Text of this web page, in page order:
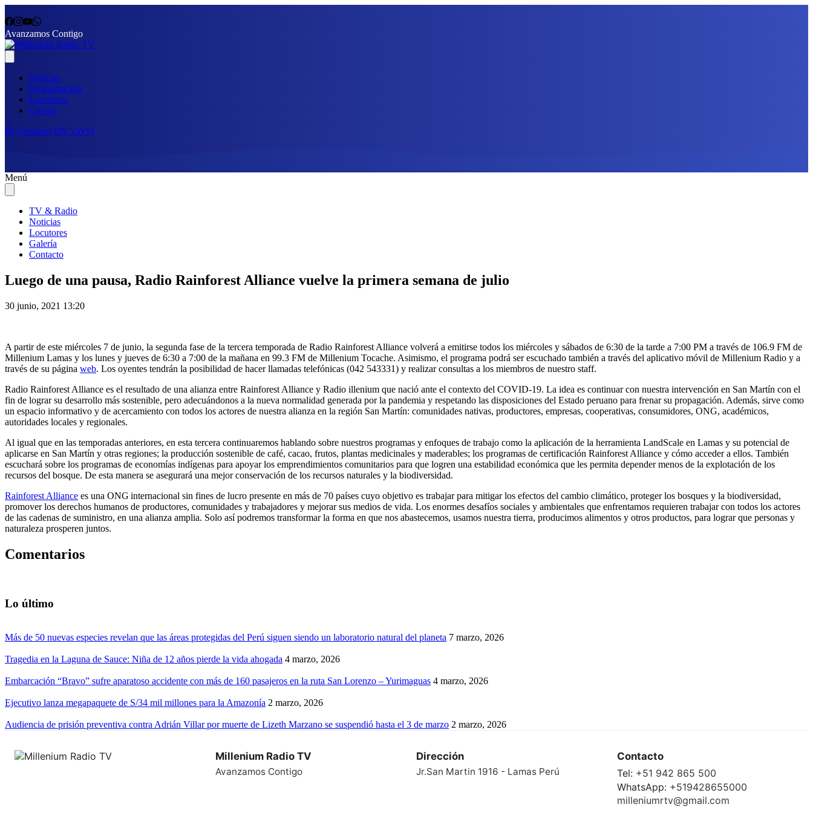
Avanzamos Contigo
Noticias
Programación
Locutores
Galería
📩 Contacto EN VIVO
Menú
TV & Radio
Noticias
Locutores
Galería
Contacto
Luego de una pausa, Radio Rainforest Alliance vuelve la primera semana de julio
30 junio, 2021 13:20
A partir de este miércoles 7 de junio, la segunda fase de la tercera temporada de Radio Rainforest Alliance volverá a emitirse todos los miércoles y sábados de 6:30 de la tarde a 7:00 PM a través de 106.9 FM de
Millenium Lamas y los lunes y jueves de 6:30 a 7:00 de la mañana en 99.3 FM de Millenium Tocache. Asimismo, el programa podrá ser escuchado también a través del aplicativo móvil de Millenium Radio y a
través de su página web. Los oyentes tendrán la posibilidad de hacer llamadas telefónicas (042 543331) y realizar consultas a los miembros de nuestro staff.
Radio Rainforest Alliance es el resultado de una alianza entre Rainforest Alliance y Radio illenium que nació ante el contexto del COVID-19. La idea es continuar con nuestra intervención en San Martín con el
fin de lograr su desarrollo más sostenible, pero adecuándonos a la nueva normalidad generada por la pandemia y respetando las disposiciones del Estado peruano para frenar su propagación. Además, sirve como
un espacio informativo y de acercamiento con todos los actores de nuestra alianza en la región San Martín: comunidades nativas, productores, empresas, cooperativas, consumidores, ONG, académicos,
autoridades locales y regionales.
Al igual que en las temporadas anteriores, en esta tercera continuaremos hablando sobre nuestros programas y enfoques de trabajo como la aplicación de la herramienta LandScale en Lamas y su potencial de
aplicarse en San Martín y otras regiones; la producción sostenible de café, cacao, frutos, plantas medicinales y maderables; los programas de certificación Rainforest Alliance y cómo acceder a ellos. También
escuchará sobre los programas de economías indígenas para apoyar los emprendimientos comunitarios para que logren una estabilidad económica que les permita depender menos de la explotación de los
recursos del bosque. De esta manera se asegurará una mejor conservación de los recursos naturales y la biodiversidad.
Rainforest Alliance es una ONG internacional sin fines de lucro presente en más de 70 países cuyo objetivo es trabajar para mitigar los efectos del cambio climático, proteger los bosques y la biodiversidad,
promover los derechos humanos de productores, comunidades y trabajadores y mejorar sus medios de vida. Los enormes desafíos sociales y ambientales que enfrentamos requieren trabajar con todos los actores
de las cadenas de suministro, en una alianza amplia. Solo así podremos transformar la forma en que nos abastecemos, usamos nuestra tierra, producimos alimentos y otros productos, para lograr que personas y
naturaleza prosperen juntos.
Comentarios
Lo último
Más de 50 nuevas especies revelan que las áreas protegidas del Perú siguen siendo un laboratorio natural del planeta 7 marzo, 2026
Tragedia en la Laguna de Sauce: Niña de 12 años pierde la vida ahogada 4 marzo, 2026
Embarcación “Bravo” sufre aparatoso accidente con más de 160 pasajeros en la ruta San Lorenzo – Yurimaguas 4 marzo, 2026
Ejecutivo lanza megapaquete de S/34 mil millones para la Amazonía 2 marzo, 2026
Audiencia de prisión preventiva contra Adrián Villar por muerte de Lizeth Marzano se suspendió hasta el 3 de marzo 2 marzo, 2026
Millenium Radio TV
Avanzamos Contigo
Dirección
Jr.San Martin 1916 - Lamas Perú
Contacto
Tel: +51 942 865 500
WhatsApp: +519428655000
milleniumrtv@gmail.com